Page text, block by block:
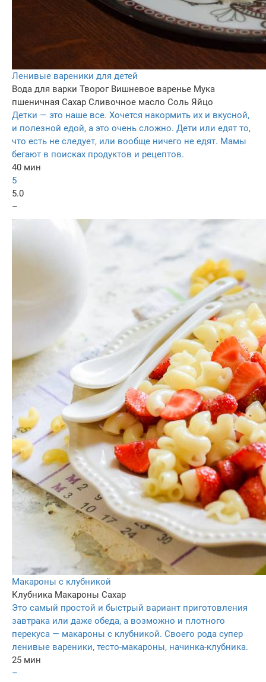
Ленивые вареники для детей
Вода для варки Творог Вишневое варенье Мука
пшеничная Сахар Сливочное масло Соль Яйцо
Детки — это наше все. Хочется накормить их и вкусной,
и полезной едой, а это очень сложно. Дети или едят то,
что есть не следует, или вообще ничего не едят. Мамы
бегают в поисках продуктов и рецептов.
40 мин
5
5.0
–
Макароны с клубникой
Клубника Макароны Сахар
Это самый простой и быстрый вариант приготовления
завтрака или даже обеда, а возможно и плотного
перекуса — макароны с клубникой. Своего рода супер
ленивые вареники, тесто-макароны, начинка-клубника.
25 мин
–